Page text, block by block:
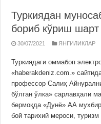
Туркиядан
бориб кўриш шарт
30/07/2021 ЯНГИЛИКЛАР
Туркиядаги оммабоп
«haberakdeniz.com.»
профессор Салиҳ
бўлган ўлка» сарлавҳали
бермоқда «Дунё» АА
бой тарихий мероси,